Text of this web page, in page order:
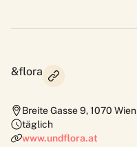
&flora
Breite Gasse 9,1070 Wien
täglich
www.undflora.at